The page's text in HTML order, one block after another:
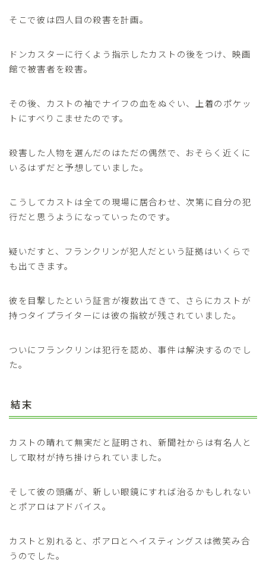
そこで彼は四人目の殺害を計画。
ドンカスターに行くよう指示したカストの後をつけ、映画
館で被害者を殺害。
その後、カストの袖でナイフの血をぬぐい、上着のポケッ
トにすべりこませたのです。
殺害した人物を選んだのはただの偶然で、おそらく近くに
いるはずだと予想していました。
こうしてカストは全ての現場に居合わせ、次第に自分の犯
行だと思うようになっていったのです。
疑いだすと、フランクリンが犯人だという証拠はいくらで
も出てきます。
彼を目撃したという証言が複数出てきて、さらにカストが
持つタイプライターには彼の指紋が残されていました。
ついにフランクリンは犯行を認め、事件は解決するのでし
た。
結末
カストの晴れて無実だと証明され、新聞社からは有名人と
して取材が持ち掛けられていました。
そして彼の頭痛が、新しい眼鏡にすれば治るかもしれない
とポアロはアドバイス。
カストと別れると、ポアロとヘイスティングスは微笑み合
うのでした。